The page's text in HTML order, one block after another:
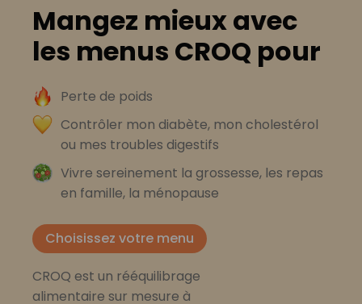
Mangez mieux avec
les menus CROQ pour
Perte de poids
Contrôler mon diabète, mon cholestérol
ou mes troubles digestifs
Vivre sereinement la grossesse, les repas
en famille, la ménopause
Choisissez votre menu
CROQ est un rééquilibrage
alimentaire sur mesure à